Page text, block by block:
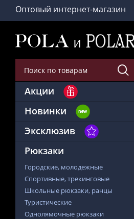
Оптовый интернет-магазин
Акции
Новинки
Эксклюзив
Рюкзаки
Городские, молодежные
Спортивные, трекинговые
Школьные рюкзаки, ранцы
Туристические
Однолямочные рюкзаки